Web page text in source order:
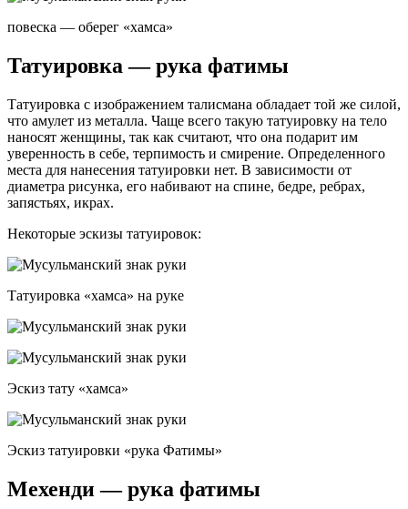
повеска — оберег «хамса»
Татуировка — рука фатимы
Татуировка с изображением талисмана обладает той же силой,
что амулет из металла. Чаще всего такую татуировку на тело
наносят женщины, так как считают, что она подарит им
уверенность в себе, терпимость и смирение. Определенного
места для нанесения татуировки нет. В зависимости от
диаметра рисунка, его набивают на спине, бедре, ребрах,
запястьях, икрах.
Некоторые эскизы татуировок:
Татуировка «хамса» на руке
Эскиз тату «хамса»
Эскиз татуировки «рука Фатимы»
Мехенди — рука фатимы